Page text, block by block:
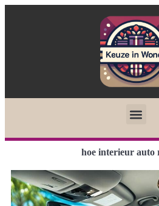
hoe interieur auto